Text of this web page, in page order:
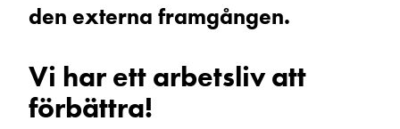
den externa framgången.
Vi har ett arbetsliv att
förbättra!